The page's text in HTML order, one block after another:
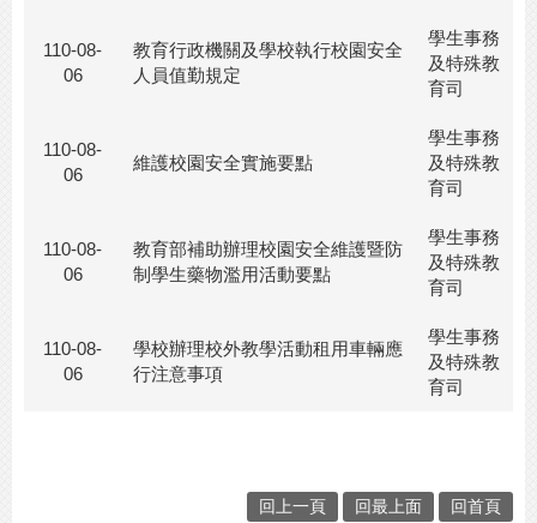
110-08-
06
教育行政機關及學校執行校園安全
人員值勤規定
學生事務
及特殊教
育司
110-08-
06
維護校園安全實施要點
學生事務
及特殊教
育司
110-08-
06
教育部補助辦理校園安全維護暨防
制學生藥物濫用活動要點
學生事務
及特殊教
育司
110-08-
06
學校辦理校外教學活動租用車輛應
行注意事項
學生事務
及特殊教
育司
回上一頁 回最上面 回首頁